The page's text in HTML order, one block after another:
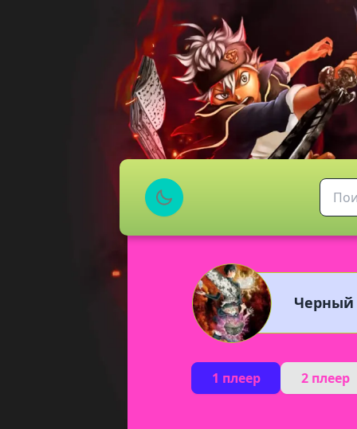
Черный
1 плеер 2 плеер